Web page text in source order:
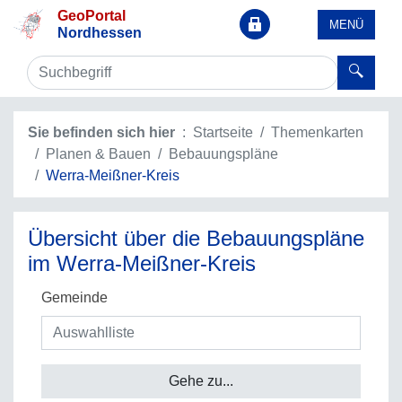
GeoPortal
Nordhessen
MENÜ
Sie befinden sich hier Startseite
Themenkarten
Planen & Bauen
Bebauungspläne
Werra-Meißner-Kreis
Übersicht über die Bebauungspläne
im Werra-Meißner-Kreis
Gemeinde
Gehe zu...